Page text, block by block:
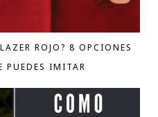
ROJO? 8 OPCIONES
PUEDES IMITAR